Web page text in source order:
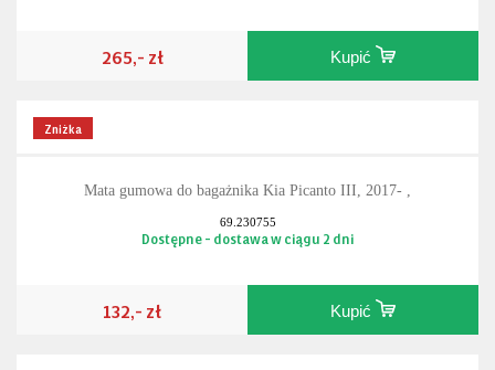
Kupić
Mata gumowa do bagażnika Kia Picanto III, 2017- ,
69.230755
Kupić